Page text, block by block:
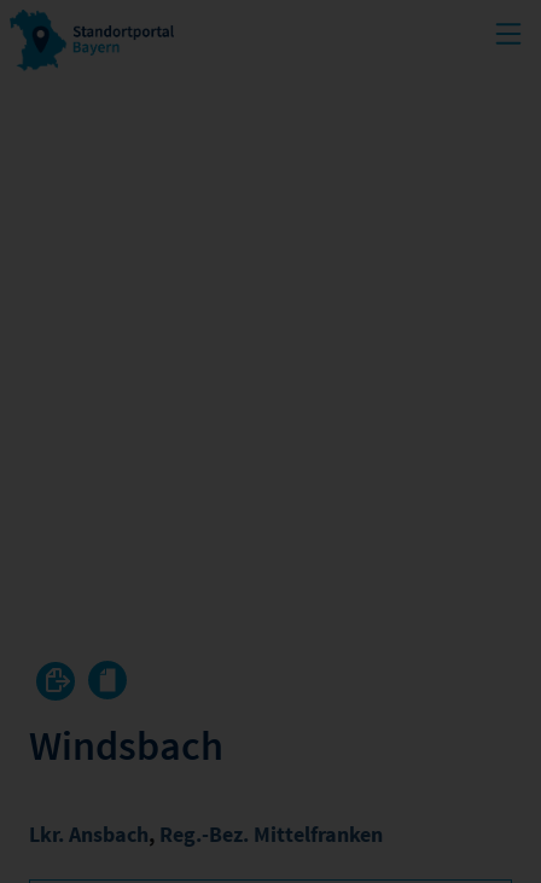
Windsbach
Lkr. Ansbach, Reg.-Bez. Mittelfranken